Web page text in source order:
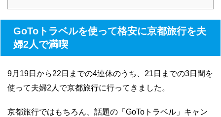
GoToトラベルを使って格安に京都旅行を夫
婦2人で満喫
9月19日から22日までの4連休のうち、21日までの3日間を
使って夫婦2人で京都旅行に行ってきました。
京都旅行ではもちろん、話題の「GoToトラベル」キャン